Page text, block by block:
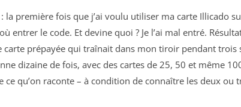
la première fois que j’ai voulu utiliser ma carte Illicado
entrer le code. Et devine quoi ? Je l’ai mal entré.
carte prépayée qui traînait dans mon tiroir pendant trois
dizaine de fois, avec des cartes de 25, 50 et même
ce qu’on raconte – à condition de connaître les deux